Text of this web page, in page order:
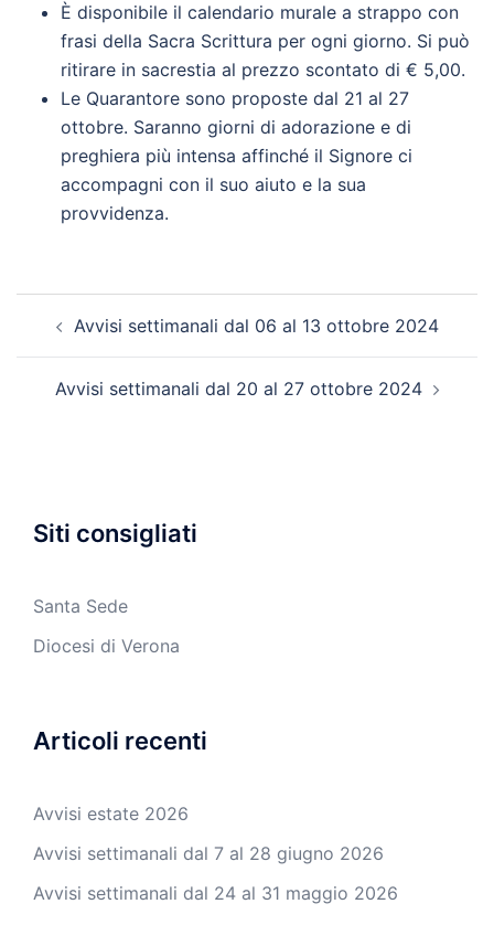
È disponibile il calendario murale a strappo con
frasi della Sacra Scrittura per ogni giorno. Si può
ritirare in sacrestia al prezzo scontato di € 5,00.
Le Quarantore sono proposte dal 21 al 27
ottobre. Saranno giorni di adorazione e di
preghiera più intensa affinché il Signore ci
accompagni con il suo aiuto e la sua
provvidenza.
articoloAvvisi settimanali dal 06 al 13 ottobre 2024
Avvisi settimanali dal 20 al 27 ottobre 2024
Siti consigliati
Santa Sede
Diocesi di Verona
Articoli recenti
Avvisi estate 2026
Avvisi settimanali dal 7 al 28 giugno 2026
Avvisi settimanali dal 24 al 31 maggio 2026